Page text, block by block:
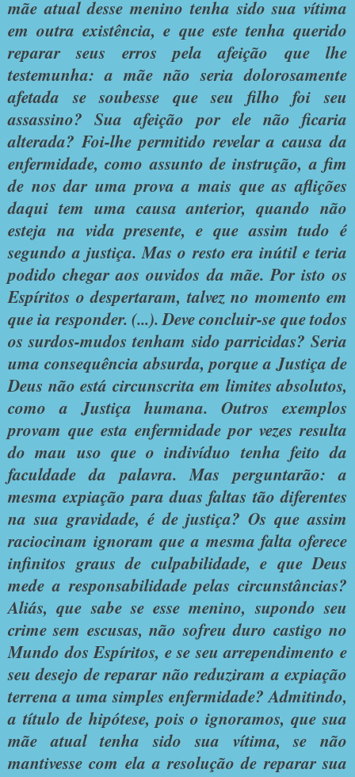
mãe atual desse menino tenha sido sua vítima
em outra existência, e que este tenha querido
reparar seus erros pela afeição que lhe
testemunha: a mãe não seria dolorosamente
afetada se soubesse que seu filho foi seu
assassino? Sua afeição por ele não ficaria
alterada? Foi-lhe permitido revelar a causa da
enfermidade, como assunto de instrução, a fim
de nos dar uma prova a mais que as aflições
daqui tem uma causa anterior, quando não
esteja na vida presente, e que assim tudo é
segundo a justiça. Mas o resto era inútil e teria
podido chegar aos ouvidos da mãe. Por isto os
Espíritos o despertaram, talvez no momento em
que ia responder. (...). Deve concluir-se que todos
os surdos-mudos tenham sido parricidas? Seria
uma consequência absurda, porque a Justiça de
Deus não está circunscrita em limites absolutos,
como a Justiça humana. Outros exemplos
provam que esta enfermidade por vezes resulta
do mau uso que o indivíduo tenha feito da
faculdade da palavra. Mas perguntarão: a
mesma expiação para duas faltas tão diferentes
na sua gravidade, é de justiça? Os que assim
raciocinam ignoram que a mesma falta oferece
infinitos graus de culpabilidade, e que Deus
mede a responsabilidade pelas circunstâncias?
Aliás, que sabe se esse menino, supondo seu
crime sem escusas, não sofreu duro castigo no
Mundo dos Espíritos, e se seu arrependimento e
seu desejo de reparar não reduziram a expiação
terrena a uma simples enfermidade? Admitindo,
a título de hipótese, pois o ignoramos, que sua
mãe atual tenha sido sua vítima, se não
mantivesse com ela a resolução de reparar sua